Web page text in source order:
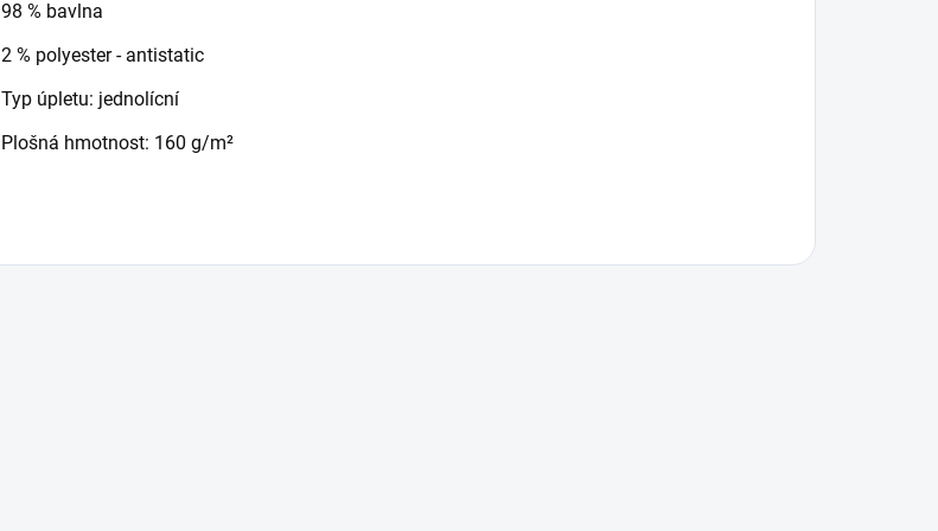
98 % bavlna
2 % polyester - antistatic
Typ úpletu: jednolícní
Plošná hmotnost: 160 g/m²